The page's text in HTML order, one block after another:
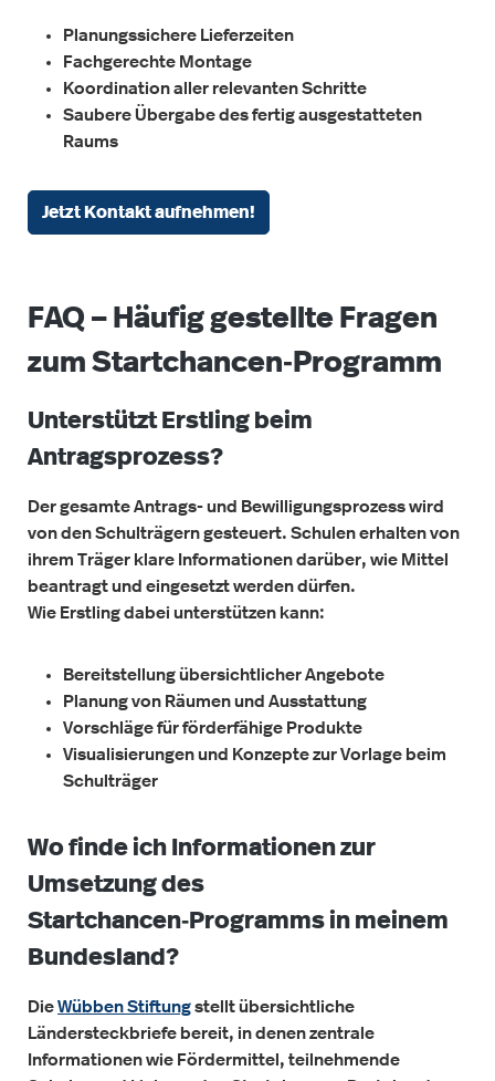
Planungssichere Lieferzeiten
Fachgerechte Montage
Koordination aller relevanten Schritte
Saubere Übergabe des fertig ausgestatteten
Raums
Jetzt Kontakt aufnehmen!
FAQ – Häufig gestellte Fragen
zum Startchancen‑Programm
Unterstützt Erstling beim
Antragsprozess?
Der gesamte Antrags- und Bewilligungsprozess wird
von den Schulträgern gesteuert. Schulen erhalten von
ihrem Träger klare Informationen darüber, wie Mittel
beantragt und eingesetzt werden dürfen.
Wie Erstling dabei unterstützen kann:
Bereitstellung übersichtlicher Angebote
Planung von Räumen und Ausstattung
Vorschläge für förderfähige Produkte
Visualisierungen und Konzepte zur Vorlage beim
Schulträger
Wo finde ich Informationen zur
Umsetzung des
Startchancen‑Programms in meinem
Bundesland?
DieWübben Stiftungstellt übersichtliche
Ländersteckbriefe bereit, in denen zentrale
Informationen wie Fördermittel, teilnehmende